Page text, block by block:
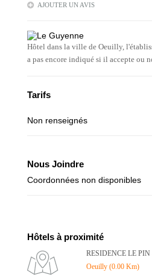
AJOUTER UN AVIS
Hôtel dans la ville de Oeuilly,
a pas encore indiqué si il accepte ou
Tarifs
Non renseignés
Nous Joindre
Coordonnées non disponibles
Hôtels à proximité
RESIDENCE LE PIN
Oeuilly (0.00 Km)